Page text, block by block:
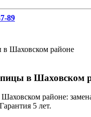
89
в Шаховском
районе:
5 лет.